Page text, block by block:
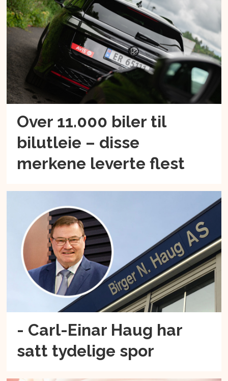
Over 11.000 biler til
bilutleie – disse
merkene leverte flest
- Carl-Einar Haug har
satt tydelige spor